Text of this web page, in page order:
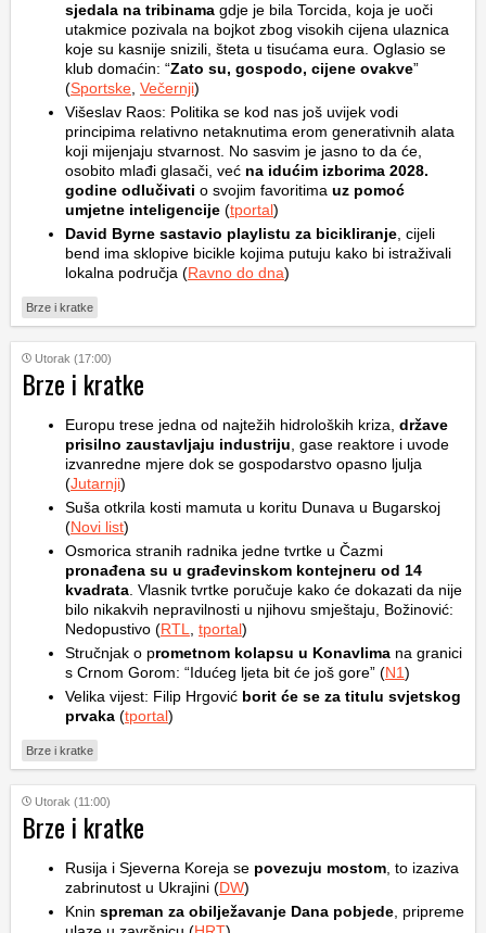
sjedala na tribinama gdje je bila Torcida, koja je uoči
utakmice pozivala na bojkot zbog visokih cijena ulaznica
koje su kasnije snizili, šteta u tisućama eura. Oglasio se
klub domaćin: “Zato su, gospodo, cijene ovakve”
(Sportske Večernji)
Višeslav Raos: Politika se kod nas još uvijek vodi
principima relativno netaknutima erom generativnih alata
koji mijenjaju stvarnost. No sasvim je jasno to da će,
osobito mlađi glasači, već na idućim izborima 2028.
godine odlučivati o svojim favoritima uz pomoć
umjetne inteligencije (tportal)
David Byrne sastavio playlistu za bicikliranje , cijeli
bend ima sklopive bicikle kojima putuju kako bi istraživali
lokalna područja (Ravno do dna)
Brze i kratke
Utorak (17:00)
Brze i kratke
Europu trese jedna od najtežih hidroloških kriza, države
prisilno zaustavljaju industriju , gase reaktore i uvode
izvanredne mjere dok se gospodarstvo opasno ljulja
(Jutarnji)
Suša otkrila kosti mamuta u koritu Dunava u Bugarskoj
(Novi list)
Osmorica stranih radnika jedne tvrtke u Čazmi
pronađena su u građevinskom kontejneru od 14
kvadrata . Vlasnik tvrtke poručuje kako će dokazati da nije
bilo nikakvih nepravilnosti u njihovu smještaju, Božinović:
Nedopustivo (RTL tportal)
Stručnjak o prometnom kolapsu u Konavlima na granici
s Crnom Gorom: “Idućeg ljeta bit će još gore” (N1)
Velika vijest: Filip Hrgović borit će se za titulu svjetskog
prvaka (tportal)
Brze i kratke
Utorak (11:00)
Brze i kratke
Rusija i Sjeverna Koreja se povezuju mostom , to izaziva
zabrinutost u Ukrajini (DW)
Knin spreman za obilježavanje Dana pobjede , pripreme